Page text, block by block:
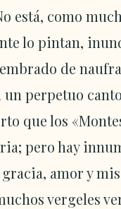
está, como
lo pintan,
de
perpetuo
que los
pero hay
amor y
vergeles